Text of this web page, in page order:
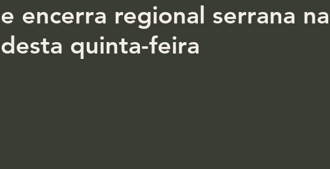
e encerra regional serrana
desta quinta-feira